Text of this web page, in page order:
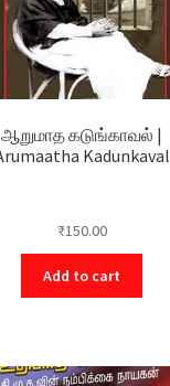
ஆறுமாத கடுங்காவல் |
Kadunkaval
₹150.00
Add to cart